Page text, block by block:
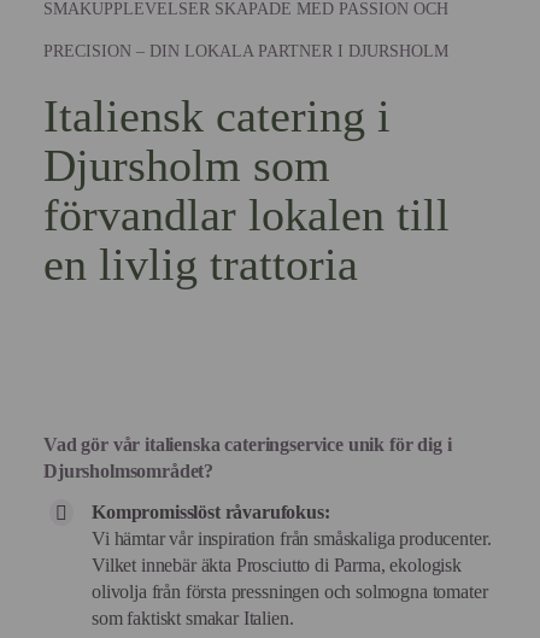
SMAKUPPLEVELSER SKAPADE MED PASSION OCH
PRECISION – DIN LOKALA PARTNER I DJURSHOLM
Italiensk catering i
Djursholm som
förvandlar lokalen till
en livlig trattoria
Vad gör vår italienska cateringservice unik för dig i
Djursholmsområdet?
Kompromisslöst råvarufokus:
Vi hämtar vår inspiration från småskaliga producenter.
Vilket innebär äkta Prosciutto di Parma, ekologisk
olivolja från första pressningen och solmogna tomater
som faktiskt smakar Italien.